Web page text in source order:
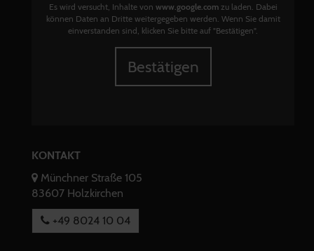
Es wird versucht, Inhalte von www.google.comzu laden. Dabei
können Daten an Dritte weitergegeben werden. Wenn Sie damit
einverstanden sind, klicken Sie bitte auf "Bestätigen".
Bestätigen
KONTAKT
Münchner Straße 105
83607 Holzkirchen
+49 8024 10 04